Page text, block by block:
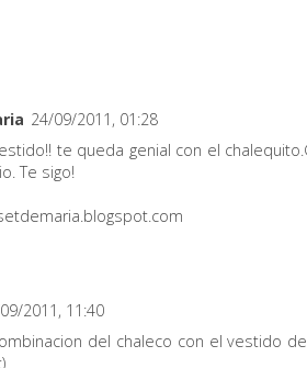
24/09/2011, 01:28
te queda genial con el
Te sigo!
2011, 11:40
del chaleco con el vestido